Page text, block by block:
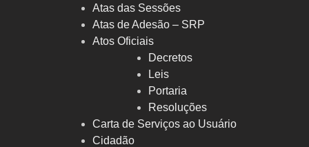
Atas das Sessões
Atas de Adesão – SRP
Atos Oficiais
Decretos
Leis
Portaria
Resoluções
Carta de Serviços ao Usuário
Cidadão